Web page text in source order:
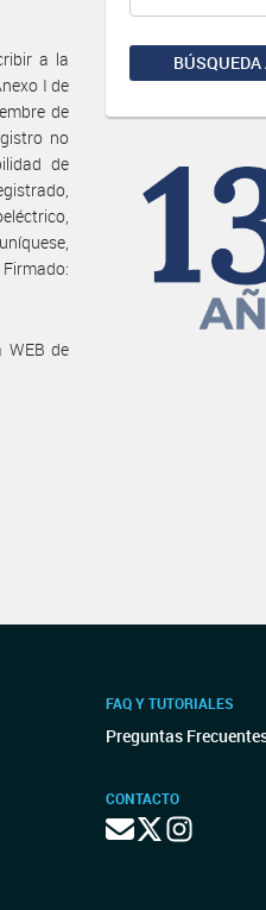
a la
I de
de
no
de
Firmado:
WEB de
FAQ Y TUTORIALES
Preguntas
CONTACTO